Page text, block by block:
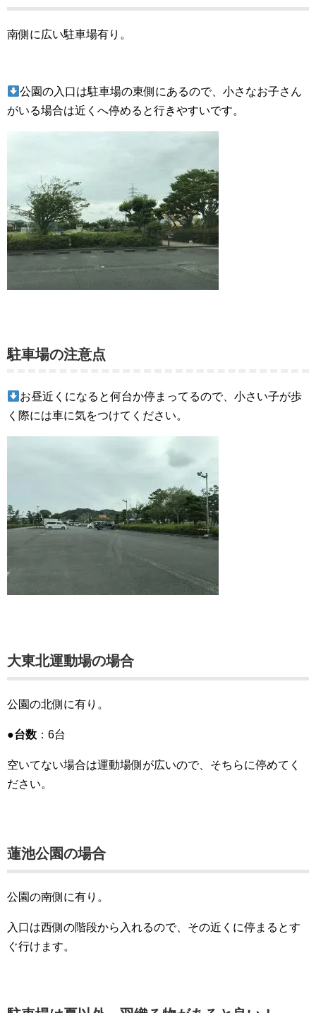
南側に広い駐車場有り。
公園の入口は駐車場の東側にあるので、小さなお子さん
がいる場合は近くへ停めると行きやすいです。
駐車場の注意点
お昼近くになると何台か停まってるので、小さい子が歩
く際には車に気をつけてください。
大東北運動場の場合
公園の北側に有り。
●台数 ：6台
空いてない場合は運動場側が広いので、そちらに停めてく
ださい。
蓮池公園の場合
公園の南側に有り。
入口は西側の階段から入れるので、その近くに停まるとす
ぐ行けます。